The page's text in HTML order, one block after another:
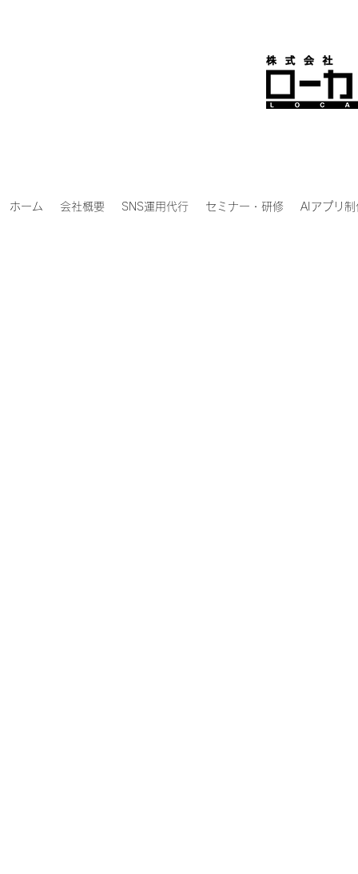
ホーム 会社概要 SNS運用代行 セミナー・研修 AIアプリ制